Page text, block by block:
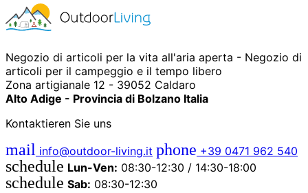
Negozio di articoli per la vita all'aria aperta - Negozio di
articoli per il campeggio e il tempo libero
Zona artigianale 12 - 39052 Caldaro
Alto Adige - Provincia di Bolzano Italia
Kontaktieren Sie uns
mail info@outdoor-living.it phone +39 0471 962 540
schedule Lun-Ven: 08:30-12:30 / 14:30-18:00
schedule Sab: 08:30-12:30